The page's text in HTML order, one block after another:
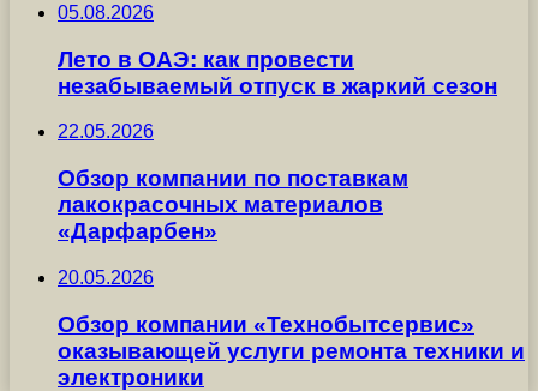
05.08.2026
Лето в ОАЭ: как провести
незабываемый отпуск в жаркий сезон
22.05.2026
Обзор компании по поставкам
лакокрасочных материалов
«Дарфарбен»
20.05.2026
Обзор компании «Технобытсервис»
оказывающей услуги ремонта техники и
электроники